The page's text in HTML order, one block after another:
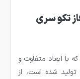
سه فاز تکو سری
که با ابعاد متفاوت و
شده است، از